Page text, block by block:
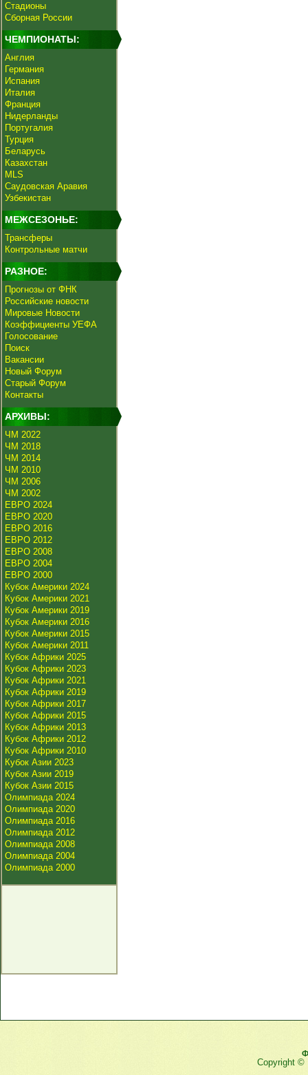
Стадионы
Сборная России
ЧЕМПИОНАТЫ:
Англия
Германия
Испания
Италия
Франция
Нидерланды
Португалия
Турция
Беларусь
Казахстан
MLS
Саудовская Аравия
Узбекистан
МЕЖСЕЗОНЬЕ:
Трансферы
Контрольные матчи
РАЗНОЕ:
Прогнозы от ФНК
Российские новости
Мировые Новости
Коэффициенты УЕФА
Голосование
Поиск
Вакансии
Новый Форум
Старый Форум
Контакты
АРХИВЫ:
ЧМ 2022
ЧМ 2018
ЧМ 2014
ЧМ 2010
ЧМ 2006
ЧМ 2002
ЕВРО 2024
ЕВРО 2020
ЕВРО 2016
ЕВРО 2012
ЕВРО 2008
ЕВРО 2004
ЕВРО 2000
Кубок Америки 2024
Кубок Америки 2021
Кубок Америки 2019
Кубок Америки 2016
Кубок Америки 2015
Кубок Америки 2011
Кубок Африки 2025
Кубок Африки 2023
Кубок Африки 2021
Кубок Африки 2019
Кубок Африки 2017
Кубок Африки 2015
Кубок Африки 2013
Кубок Африки 2012
Кубок Африки 2010
Кубок Азии 2023
Кубок Азии 2019
Кубок Азии 2015
Олимпиада 2024
Олимпиада 2020
Олимпиада 2016
Олимпиада 2012
Олимпиада 2008
Олимпиада 2004
Олимпиада 2000
Copyright ©